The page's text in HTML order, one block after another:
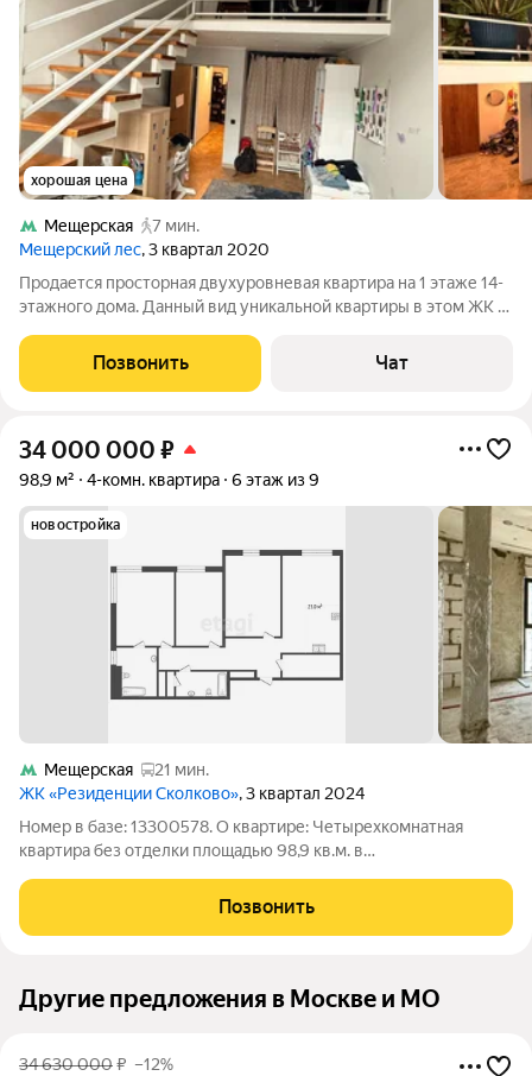
хорошая цена
Мещерская
7 мин.
Мещерский лес, 3 квартал 2020
Продается просторная двухуровневая квартира на 1 этаже 14-
этажного дома. Данный вид уникальной квартиры в этом ЖК и
составляет 164 м2 по двум этажам, по документам 102,6 м2.
Это идеальный вариант
Позвонить Чат
34 000 000 ₽
98,9 м² 4-комн. квартира 6 этаж из 9
новостройка
Мещерская
21 мин.
ЖК «Резиденции Сколково», 3 квартал 2024
Номер в базе: 13300578. О квартире: Четырехкомнатная
квартира без отделки площадью 98,9 кв.м. в
Свободная угловая планировка позволяет реализовать
индивидуальный дизайн-проект и создать комфортное
Позвонить
Другие предложения в Москве и МО
34 630 000₽ –12%